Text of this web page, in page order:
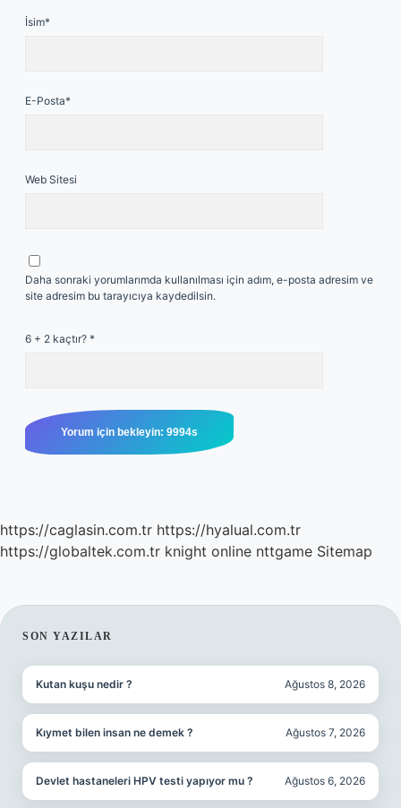
İsim*
E-Posta*
Web Sitesi
Daha sonraki yorumlarımda kullanılması için adım, e-posta adresim ve
site adresim bu tarayıcıya kaydedilsin.
6 + 2 kaçtır? *
https://caglasin.com.tr https://hyalual.com.tr
https://globaltek.com.tr knight online nttgame Sitemap
SIDEBAR
SON YAZILAR
Kutan kuşu nedir ? Ağustos 8, 2026
Kıymet bilen insan ne demek ? Ağustos 7, 2026
Devlet hastaneleri HPV testi yapıyor mu ? Ağustos 6, 2026